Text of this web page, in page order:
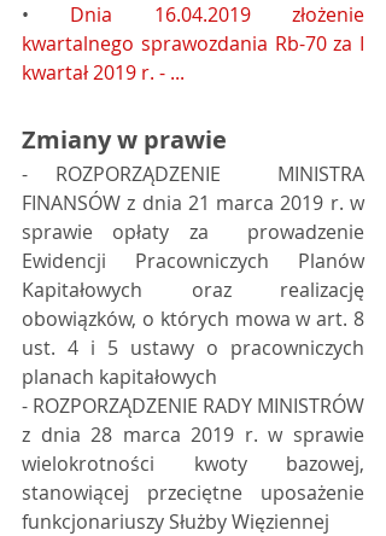
• Dnia 16.04.2019 złożenie
kwartalnego sprawozdania Rb-70 za I
kwartał 2019 r. - ...
Zmiany w prawie
- ROZPORZĄDZENIE  MINISTRA
FINANSÓW z dnia 21 marca 2019 r. w
sprawie opłaty za  prowadzenie
Ewidencji Pracowniczych Planów
Kapitałowych oraz realizację
obowiązków, o których mowa w art. 8
ust. 4 i 5 ustawy o pracowniczych
planach kapitałowych
- ROZPORZĄDZENIE RADY MINISTRÓW
z dnia 28 marca 2019 r. w sprawie
wielokrotności kwoty bazowej,
stanowiącej przeciętne uposażenie
funkcjonariuszy Służby Więziennej